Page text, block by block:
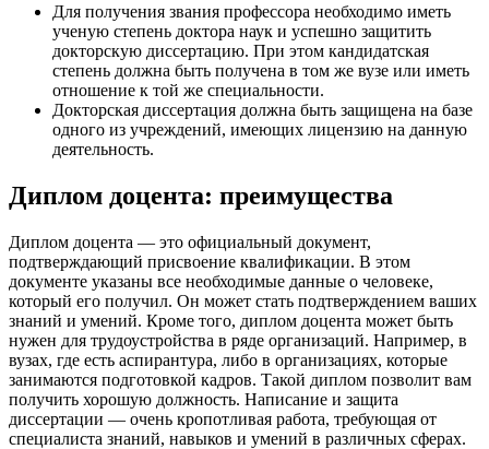
Для получения звания профессора необходимо иметь
ученую степень доктора наук и успешно защитить
докторскую диссертацию. При этом кандидатская
степень должна быть получена в том же вузе или иметь
отношение к той же специальности.
Докторская диссертация должна быть защищена на базе
одного из учреждений, имеющих лицензию на данную
деятельность.
Диплом доцента: преимущества
Диплом доцента — это официальный документ,
подтверждающий присвоение квалификации. В этом
документе указаны все необходимые данные о человеке,
который его получил. Он может стать подтверждением ваших
знаний и умений. Кроме того, диплом доцента может быть
нужен для трудоустройства в ряде организаций. Например, в
вузах, где есть аспирантура, либо в организациях, которые
занимаются подготовкой кадров. Такой диплом позволит вам
получить хорошую должность. Написание и защита
диссертации — очень кропотливая работа, требующая от
специалиста знаний, навыков и умений в различных сферах.